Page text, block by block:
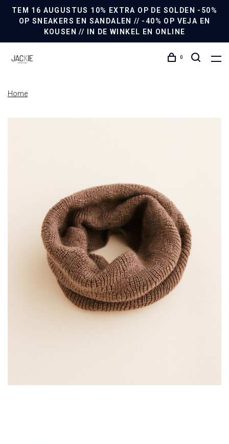
TEM 16 AUGUSTUS 10% EXTRA OP DE SOLDEN -50%
OP SNEAKERS EN SANDALEN // -40% OP VEJA EN
KOUSEN // IN DE WINKEL EN ONLINE
0
Home